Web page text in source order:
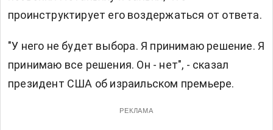
проинструктирует его воздержаться от ответа.
"У него не будет выбора. Я принимаю решение. Я
принимаю все решения. Он - нет", - сказал
президент США об израильском премьере.
РЕКЛАМА